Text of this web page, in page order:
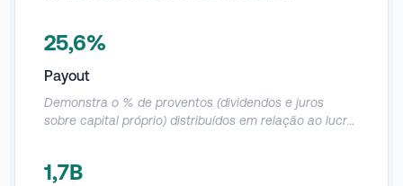
25,6%
Payout
Demonstra o % de proventos (dividendos e juros
sobre capital próprio) distribuídos em relação ao lucro
1,7B